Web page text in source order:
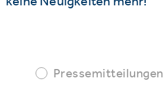
Pressemitteilungen